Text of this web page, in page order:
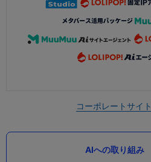
コーポレートサイト
AIへの取り組み